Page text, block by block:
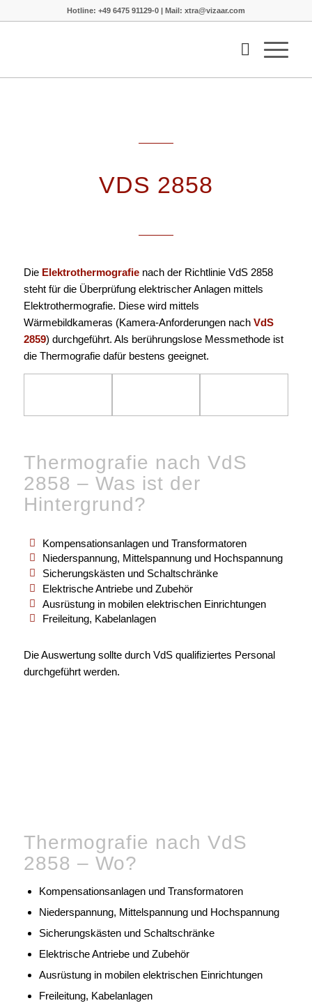
Hotline: +49 6475 91129-0 | Mail: xtra@vizaar.com
VDS 2858
DieElektrothermografienach der Richtlinie VdS 2858
steht für die Überprüfung elektrischer Anlagen mittels
Elektrothermografie. Diese wird mittels
Wärmebildkameras (Kamera-Anforderungen nach VdS
2859) durchgeführt. Als berührungslose Messmethode ist
die Thermografie dafür bestens geeignet.
Thermografie nach VdS
2858 – Was ist der
Hintergrund?
Kompensationsanlagen und Transformatoren
Niederspannung, Mittelspannung und Hochspannung
Sicherungskästen und Schaltschränke
Elektrische Antriebe und Zubehör
Ausrüstung in mobilen elektrischen Einrichtungen
Freileitung, Kabelanlagen
Die Auswertung sollte durch VdS qualifiziertes Personal
durchgeführt werden.
Thermografie nach VdS
2858 – Wo?
Kompensationsanlagen und Transformatoren
Niederspannung, Mittelspannung und Hochspannung
Sicherungskästen und Schaltschränke
Elektrische Antriebe und Zubehör
Ausrüstung in mobilen elektrischen Einrichtungen
Freileitung, Kabelanlagen